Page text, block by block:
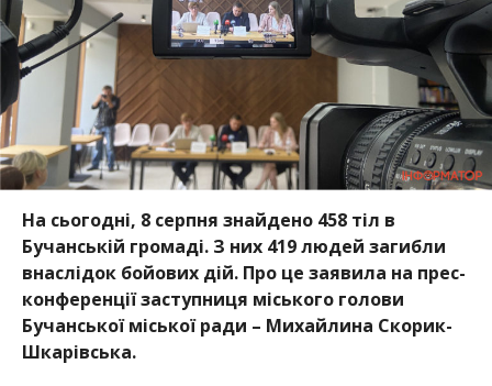
На сьогодні, 8 серпня знайдено 458 тіл в
Бучанській громаді. З них 419 людей загибли
внаслідок бойових дій. Про це заявила на прес-
конференції заступниця міського голови
Бучанської міської ради – Михайлина Скорик-
Шкарівська.